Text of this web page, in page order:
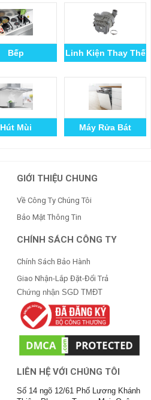
Bếp Linh Kiện Thay Thế
Hút Mùi Máy Rửa Bát
GIỚI THIỆU CHUNG
Về Công Ty Chúng Tôi
Bảo Mật Thông Tin
CHÍNH SÁCH CÔNG TY
Chính Sách Bảo Hành
Giao Nhận-Lắp Đặt-Đổi Trả
Chứng nhận SGD TMĐT
LIÊN HỆ VỚI CHÚNG TÔI
Số 14 ngõ 12/61 Phố Lương Khánh